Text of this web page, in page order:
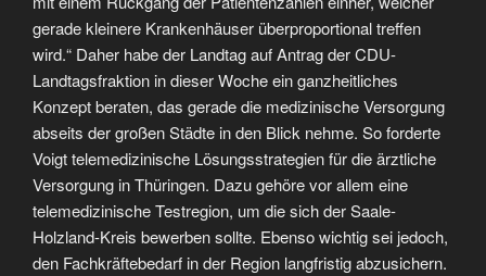
gerade kleinere Krankenhäuser überproportional treffen
wird.“ Daher habe der Landtag auf Antrag der CDU-
Landtagsfraktion in dieser Woche ein ganzheitliches
Konzept beraten, das gerade die medizinische Versorgung
abseits der großen Städte in den Blick nehme. So forderte
Voigt telemedizinische Lösungsstrategien für die ärztliche
Versorgung in Thüringen. Dazu gehöre vor allem eine
telemedizinische Testregion, um die sich der Saale-
Holzland-Kreis bewerben sollte. Ebenso wichtig sei jedoch,
den Fachkräftebedarf in der Region langfristig abzusichern.